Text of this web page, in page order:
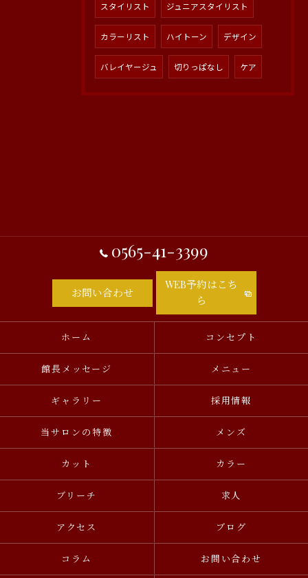
スタイリスト ジュニアスタイリスト
カラーリスト ハイトーン デザイン
バレイヤージュ 切りっぱなし ケア
0565-41-3399
お問い合わせ
WEB予約はこち
ら
ホーム コンセプト
館長メッセージ メニュー
ギャラリー 採用情報
当サロンの特徴 メンズ
カット カラー
ブリーチ 求人
アクセス ブログ
コラム お問い合わせ